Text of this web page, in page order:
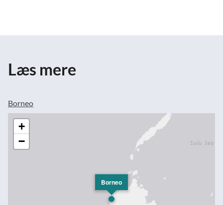
Læs mere
Borneo
Borneo
+
−